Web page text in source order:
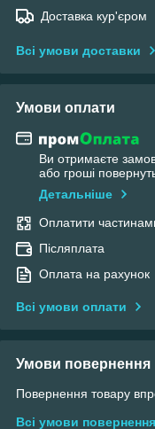
Доставка кур'єром
Всі умови доставки
Умови оплати
Ви отримаєте
або гроші
Детальніше
Оплатити
Післяплата
Оплата на рахунок
Всі умови оплати
Умови повернення
Повернення товару
Всі умови повернення